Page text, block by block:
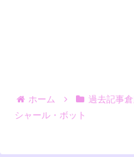
ホーム 過去記事
シャール・ボット